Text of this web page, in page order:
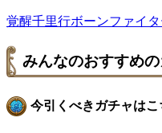
覚醒千里行ボーンファイ
みんなのおすすめ
今引くべきガチャはこ